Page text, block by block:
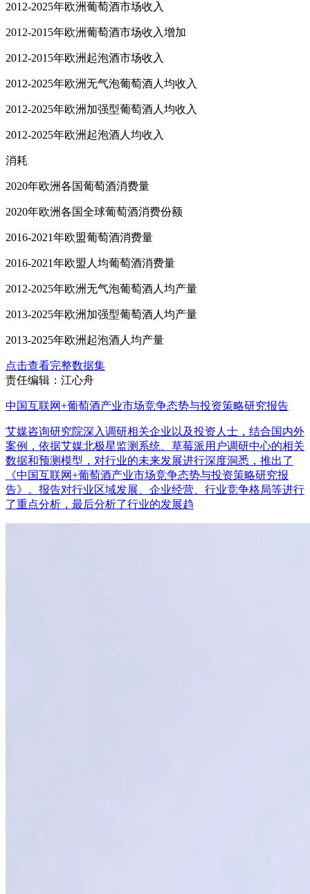
2012-2025年欧洲葡萄酒市场收入
2012-2015年欧洲葡萄酒市场收入增加
2012-2015年欧洲起泡酒市场收入
2012-2025年欧洲无气泡葡萄酒人均收入
2012-2025年欧洲加强型葡萄酒人均收入
2012-2025年欧洲起泡酒人均收入
消耗
2020年欧洲各国葡萄酒消费量
2020年欧洲各国全球葡萄酒消费份额
2016-2021年欧盟葡萄酒消费量
2016-2021年欧盟人均葡萄酒消费量
2012-2025年欧洲无气泡葡萄酒人均产量
2013-2025年欧洲加强型葡萄酒人均产量
2013-2025年欧洲起泡酒人均产量
点击查看完整数据集
责任编辑：江心舟
中国互联网+葡萄酒产业市场竞争态势与投资策略研究报告
艾媒咨询研究院深入调研相关企业以及投资人士，结合国内外
案例，依据艾媒北极星监测系统、草莓派用户调研中心的相关
数据和预测模型，对行业的未来发展进行深度洞悉，推出了
《中国互联网+葡萄酒产业市场竞争态势与投资策略研究报
告》。报告对行业区域发展、企业经营、行业竞争格局等进行
了重点分析，最后分析了行业的发展趋